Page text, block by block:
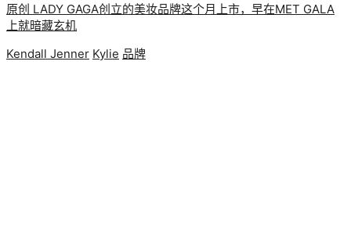
原创 LADY GAGA创立的美妆品牌这个月上市，早在MET GALA
上就暗藏玄机
Kendall Jenner Kylie 品牌